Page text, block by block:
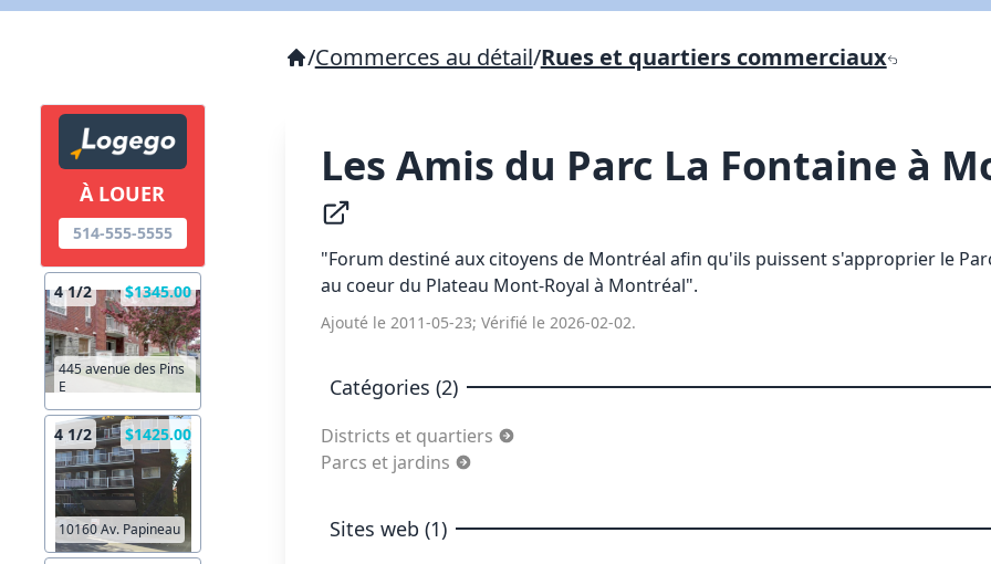
À LOUER
514-555-5555
4 1/2 $1345.00
445 avenue des Pins
E
4 1/2 $1425.00
10160 Av. Papineau
/Commerces au détail/Rues et quartiers commerciaux
Les Amis du Parc La Fontaine à
"Forum destiné aux citoyens de Montréal afin qu'ils puissent s'approprier le
au coeur du Plateau Mont-Royal à Montréal".
Ajouté le 2011-05-23; Vérifié le 2026-02-02.
Catégories (2)
Districts et quartiers
Parcs et jardins
Sites web (1)
X Fermer
Copier lien
X Fermer Envoyez